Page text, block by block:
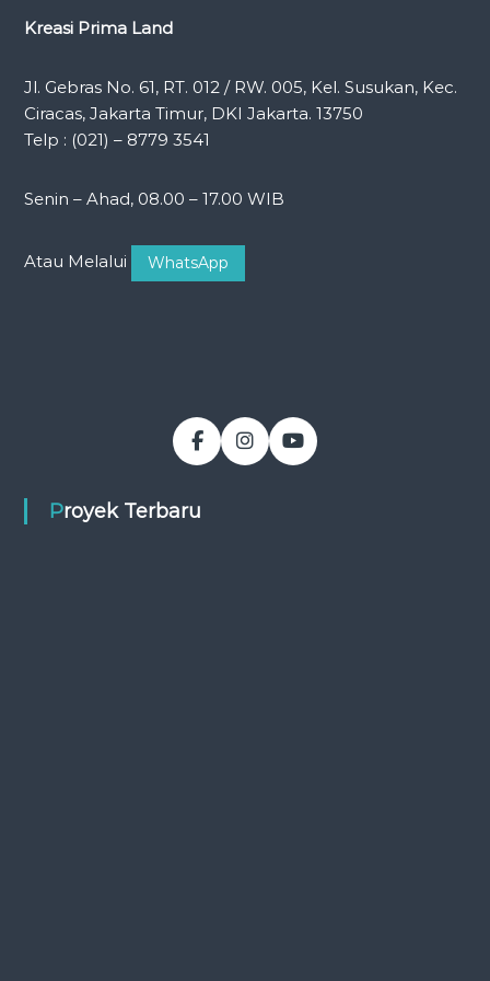
Kreasi Prima Land
Jl. Gebras No. 61, RT. 012 / RW. 005, Kel. Susukan, Kec.
Ciracas, Jakarta Timur, DKI Jakarta. 13750
Telp : (021) – 8779 3541
Senin – Ahad, 08.00 – 17.00 WIB
Atau Melalui WhatsApp
Proyek Terbaru